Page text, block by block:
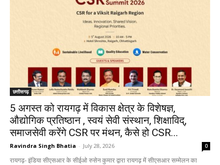
छत्तीसगढ़
5 अगस्त को रायगढ़ में विकास क्षेत्र के विशेषज्ञ,
औद्योगिक प्रतिष्ठान , स्वयं सेवी संस्थान, शिक्षाविद्,
समाजसेवी करेंगे CSR पर मंथन, कैसे हो CSR...
Ravindra Singh Bhatia - July 28, 2026 0
रायगढ़- इंडिया सीएसआर के सीईओ रुसेन कुमार द्वारा रायगढ़ में सीएसआर सम्मेलन का